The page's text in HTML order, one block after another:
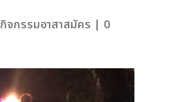
กิจกรรมอาสาสมัคร | 0